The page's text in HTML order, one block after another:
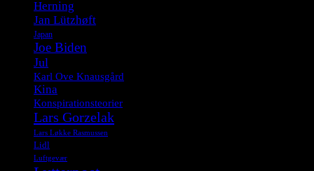
Herning
Jan Lützhøft
Japan
Joe Biden
Jul
Karl Ove Knausgård
Kina
Konspirationsteorier
Lars Gorzelak
Lars Løkke Rasmussen
Lidl
Luftgevær